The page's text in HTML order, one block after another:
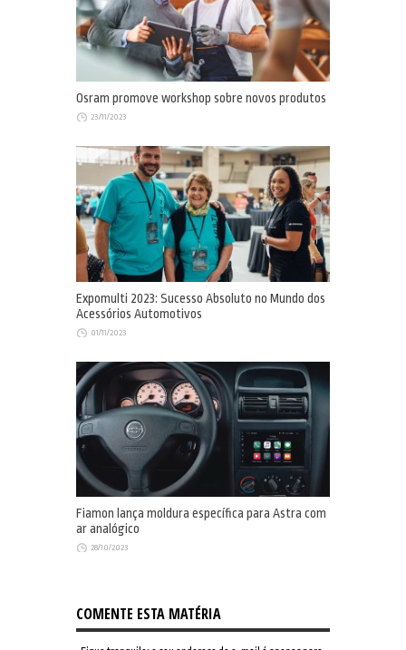
Osram promove workshop sobre novos produtos
23/11/2023
Expomulti 2023: Sucesso Absoluto no Mundo dos
Acessórios Automotivos
01/11/2023
Fiamon lança moldura específica para Astra com
ar analógico
28/10/2023
COMENTE ESTA MATÉRIA